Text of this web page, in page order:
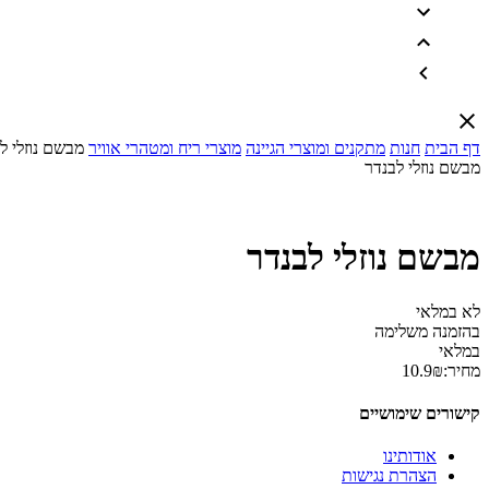
דף הבית חנות מתקנים ומוצרי הגיינה מוצרי ריח ומטהרי אוויר מבשם נוזלי
מבשם נוזלי לבנדר
מבשם נוזלי לבנדר
לא במלאי
בהזמנה משלימה
במלאי
מחיר:
10.9₪
קישורים שימושיים
אודותינו
הצהרת נגישות